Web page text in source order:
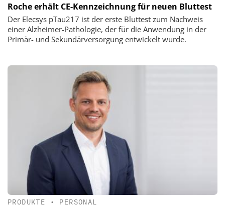
Roche erhält CE-Kennzeichnung für neuen Bluttest
Der Elecsys pTau217 ist der erste Bluttest zum Nachweis
einer Alzheimer-Pathologie, der für die Anwendung in der
Primär- und Sekundärversorgung entwickelt wurde.
PRODUKTE • PERSONAL